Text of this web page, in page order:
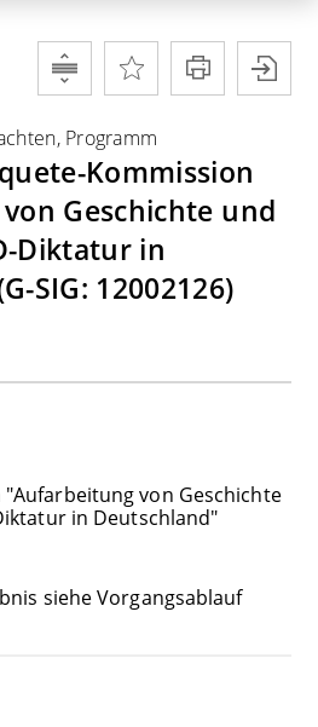
Programm
Kommission
Geschichte und
Diktatur in
SIG: 12002126)
von Geschichte
in Deutschland"
siehe Vorgangsablauf